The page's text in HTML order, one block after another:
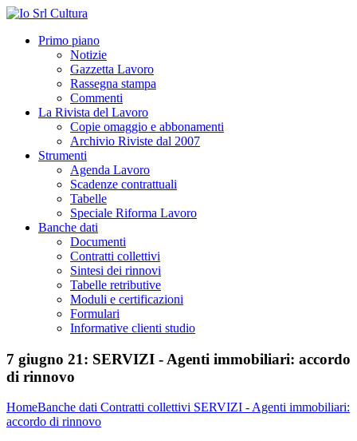
Primo piano
Notizie
Gazzetta Lavoro
Rassegna stampa
Commenti
La Rivista del Lavoro
Copie omaggio e abbonamenti
Archivio Riviste dal 2007
Strumenti
Agenda Lavoro
Scadenze contrattuali
Tabelle
Speciale Riforma Lavoro
Banche dati
Documenti
Contratti collettivi
Sintesi dei rinnovi
Tabelle retributive
Moduli e certificazioni
Formulari
Informative clienti studio
7 giugno 21: SERVIZI - Agenti immobiliari: accordo
di rinnovo
HomeBanche dati Contratti collettivi SERVIZI - Agenti immobiliari:
accordo di rinnovo